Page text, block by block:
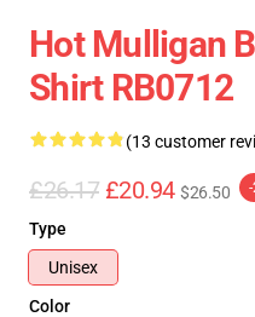
Hot Mulligan
Shirt RB0712
(13 customer
£26.17 £20.94 $26.50
Type
Unisex
Color